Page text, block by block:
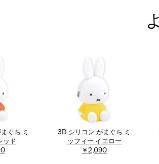
ぐち ミ
ッド
3D シリコン がまぐち ミ
ッフィー イエロー
￥2,090